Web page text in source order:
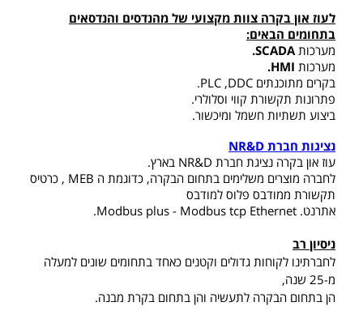
לעוז און בקרה צוות מקצועי של מהנדסים והנדסאים
בתחומים הבאים:
מערכות SCADA.
מערכות HMI.
בקרים מתוכנתים PLC ,DDC.
פתרונות תקשורת קווי וסלולרי.
ביצוע תשתיות חשמל ומיכשור.
נציגות חברת NR&D
עוז און בקרה נציגת חברת NR&D בארץ.
לחברה מוצרים משלימים בתחום הבקרה, כדוגמת ה MEB , כרטיס
תקשורת ממודבס פלוס למודבס
אתרנט. Modbus plus - Modbus tcp Ethernet.
ניסיון רב
לחברתינו לקוחות גדולים וקטנים כאחד בתחומים שונים למעלה
מ-25 שנה,
הן בתחום הבקרה לתעשיה והן בתחום בקרת מבנה.